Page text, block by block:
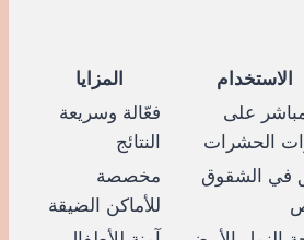
الاستخدام
المزايا
على
الحشرات
فعّالة وسريعة
النتائج
في الشقوق
مخصصة
للأماكن الضيقة